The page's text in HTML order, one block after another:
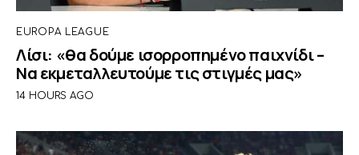
EUROPA LEAGUE
Λίσι: «θα δούμε ισορροπημένο παιχνίδι –
Να εκμεταλλευτούμε τις στιγμές μας»
14 HOURS AGO